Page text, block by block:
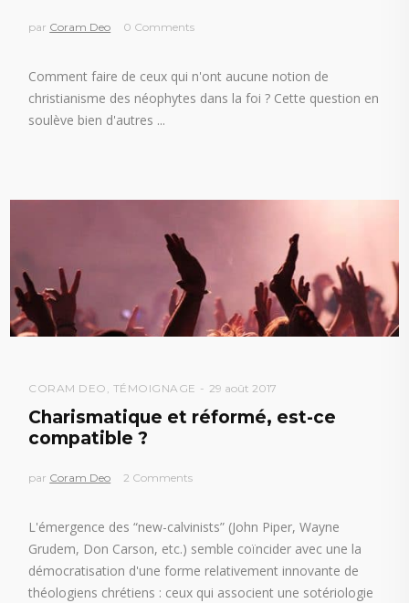
par Coram Deo 0 Comments
Comment faire de ceux qui n'ont aucune notion de
christianisme des néophytes dans la foi ? Cette question en
soulève bien d'autres
CORAM DEO , TÉMOIGNAGE 29 août 2017
Charismatique et réformé, est-ce
compatible ?
par Coram Deo 2 Comments
L'émergence des “new-calvinists” (John Piper, Wayne
Grudem, Don Carson, etc.) semble coïncider avec une la
démocratisation d'une forme relativement innovante de
théologiens chrétiens : ceux qui associent une sotériologie